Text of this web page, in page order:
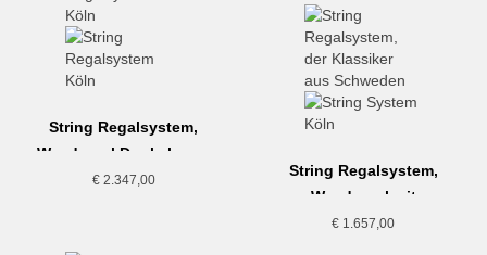
String Regalsystem,
Wandregal Dunkelgrau-
Walnuss
€2.347,00
String Regalsystem,
Wandregal mit
Aufbewahrung, Eiche
€ 1.657,00